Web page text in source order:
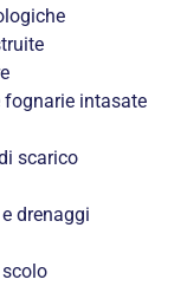
fognarie intasate
scarico
drenaggi